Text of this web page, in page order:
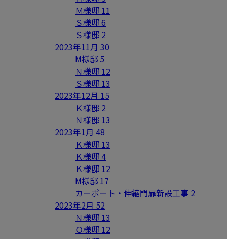
Ｍ様邸 11
Ｓ様邸6
Ｓ様邸 2
2023年11月 30
M様邸 5
Ｎ様邸 12
Ｓ様邸 13
2023年12月 15
Ｋ様邸 2
Ｎ様邸 13
2023年1月 48
Ｋ様邸 13
Ｋ様邸4
Ｋ様邸 12
M様邸 17
カーポート・伸縮門扉新設工事 2
2023年2月 52
Ｎ様邸 13
Ｏ様邸 12